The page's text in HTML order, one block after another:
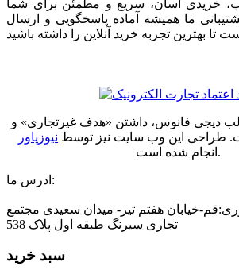
خریدی آسان، سریع و مطمئن برای شما
ما همیشه آماده پاسخگویی و ارسال
دیجی فانوس، داشتن «هدف غیرتجاری» و
طراحی این وب سایت نیز توسط نیوزپاور
انجام شده است.
ادرس ما:
خیابان هفتم تیر- میدان سعیدی مجتمع
تجاری سیرنگ طبقه اول پلاک 538
سبد خرید